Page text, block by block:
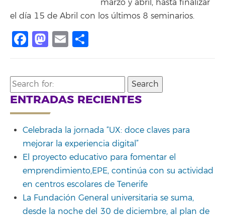
marzo y abril, hasta finalizar
el día 15 de Abril con los últimos 8 seminarios.
Facebook
Mastodon
Email
Search
for:
ENTRADAS RECIENTES
Celebrada la jornada “UX: doce claves para
mejorar la experiencia digital”
El proyecto educativo para fomentar el
emprendimiento,EPE, continúa con su actividad
en centros escolares de Tenerife
La Fundación General universitaria se suma,
desde la noche del 30 de diciembre, al plan de